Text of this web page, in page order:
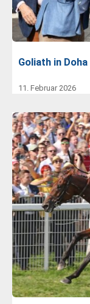
Goliath in
11. Februar 2026